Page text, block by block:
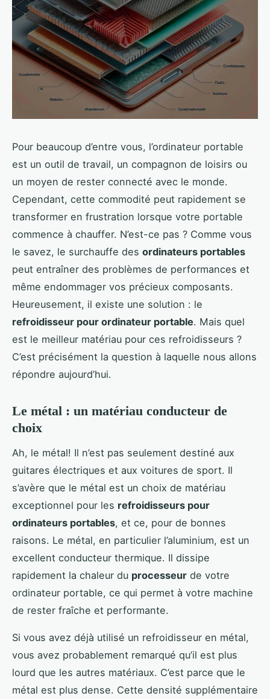
Pour beaucoup d’entre vous, l’ordinateur portable
est un outil de travail, un compagnon de loisirs ou
un moyen de rester connecté avec le monde.
Cependant, cette commodité peut rapidement se
transformer en frustration lorsque votre portable
commence à chauffer. N’est-ce pas ? Comme vous
le savez, le surchauffe des ordinateurs portables
peut entraîner des problèmes de performances et
même endommager vos précieux composants.
Heureusement, il existe une solution : le
refroidisseur pour ordinateur portable. Mais quel
est le meilleur matériau pour ces refroidisseurs ?
C’est précisément la question à laquelle nous allons
répondre aujourd’hui.
Le métal : un matériau conducteur de
choix
Ah, le métal! Il n’est pas seulement destiné aux
guitares électriques et aux voitures de sport. Il
s’avère que le métal est un choix de matériau
exceptionnel pour les refroidisseurs pour
ordinateurs portables, et ce, pour de bonnes
raisons. Le métal, en particulier l’aluminium, est un
excellent conducteur thermique. Il dissipe
rapidement la chaleur du processeur de votre
ordinateur portable, ce qui permet à votre machine
de rester fraîche et performante.
Si vous avez déjà utilisé un refroidisseur en métal,
vous avez probablement remarqué qu’il est plus
lourd que les autres matériaux. C’est parce que le
métal est plus dense. Cette densité supplémentaire